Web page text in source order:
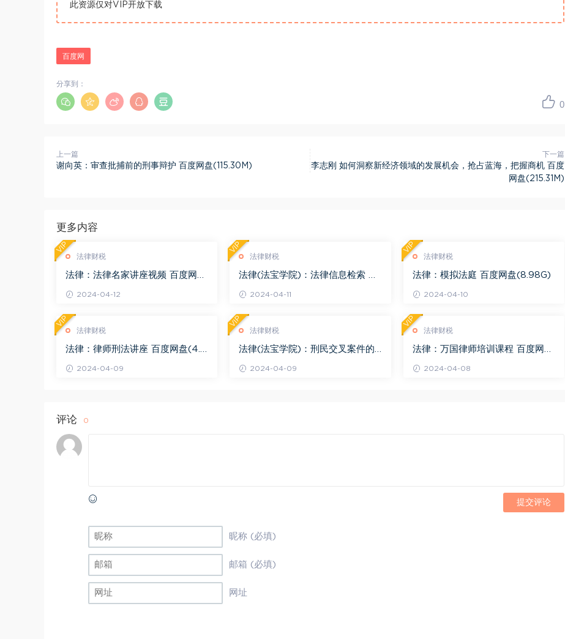
此资源仅对VIP开放下载
百度网
0
分享到：
上一篇
谢向英：审查批捕前的刑事辩护 百度网盘(115.30M)
下一篇
李志刚 如何洞察新经济领域的发展机会，抢占蓝海，把握商机 百度
网盘(215.31M)
更多内容
法律财税
法律：法律名家讲座视频 百度网盘
2024-04-12
VIP
法律财税
法律(法宝学院)：法律信息检索 百
2024-04-11
VIP
法律财税
法律：模拟法庭 百度网盘(8.98G)
2024-04-10
VIP
法律财税
法律：律师刑法讲座 百度网盘(4.0
2024-04-09
VIP
法律财税
法律(法宝学院)：刑民交叉案件的
2024-04-09
VIP
法律财税
法律：万国律师培训课程 百度网盘
2024-04-08
VIP
评论 0
提交评论
昵称 (必填)
邮箱 (必填)
网址